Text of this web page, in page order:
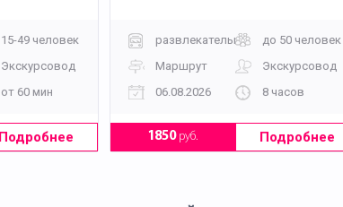
15-49 человек
Экскурсовод
от 60 мин
Подробнее
развлекательная
до 50 человек
Маршрут
Экскурсовод
06.08.2026
8 часов
1850руб. Подробнее